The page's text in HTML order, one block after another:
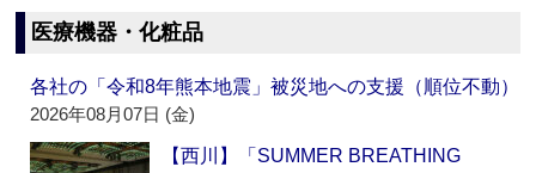
医療機器・化粧品
各社の「令和8年熊本地震」被災地への支援（順位不動）
2026年08月07日 (金)
【西川】「SUMMER BREATHING